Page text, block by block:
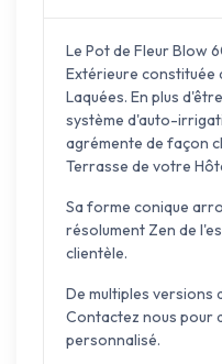
Le Pot de Fleur Blow
Extérieure constituée
Laquées. En plus
système d'auto-
agrémente de façon
Terrasse de votre
Sa forme conique
résolument Zen de
clientèle.
De multiples versions
Contactez nous pour
personnalisé.